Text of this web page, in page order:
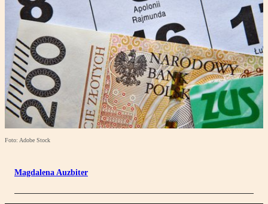
Foto: Adobe Stock
Magdalena Auzbiter